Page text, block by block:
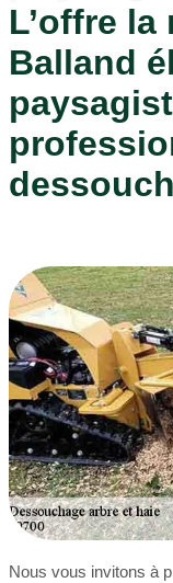
L’offre
Balland
Nous vous invitons à